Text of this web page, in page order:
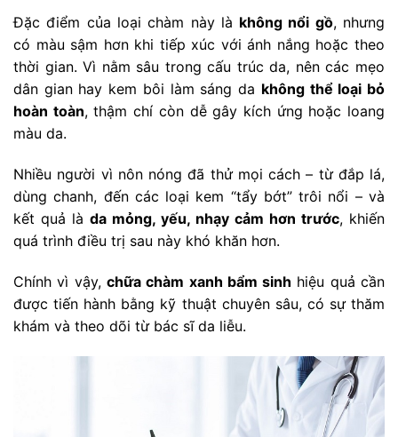
Đặc điểm của loại chàm này là không nổi gồ, nhưng
có màu sậm hơn khi tiếp xúc với ánh nắng hoặc theo
thời gian. Vì nằm sâu trong cấu trúc da, nên các mẹo
dân gian hay kem bôi làm sáng da không thể loại bỏ
hoàn toàn, thậm chí còn dễ gây kích ứng hoặc loang
màu da.
Nhiều người vì nôn nóng đã thử mọi cách – từ đắp lá,
dùng chanh, đến các loại kem “tẩy bớt” trôi nổi – và
kết quả là da mỏng, yếu, nhạy cảm hơn trước, khiến
quá trình điều trị sau này khó khăn hơn.
Chính vì vậy, chữa chàm xanh bẩm sinh hiệu quả cần
được tiến hành bằng kỹ thuật chuyên sâu, có sự thăm
khám và theo dõi từ bác sĩ da liễu.